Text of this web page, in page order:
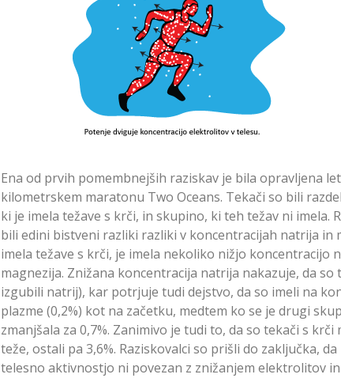
Ena od prvih pomembnejših raziskav je bila opravljena
kilometrskem maratonu Two Oceans. Tekači so bili
ki je imela težave s krči, in skupino, ki teh težav ni imela.
bili edini bistveni razliki razliki v koncentracijah natrija in
imela težave s krči, je imela nekoliko nižjo koncentracijo
magnezija. Znižana koncentracija natrija nakazuje, da
izgubili natrij), kar potrjuje tudi dejstvo, da so imeli na
plazme (0,2%) kot na začetku, medtem ko se je drugi
zmanjšala za 0,7%. Zanimivo je tudi to, da so tekači s krči
teže, ostali pa 3,6%. Raziskovalci so prišli do zaključka,
telesno aktivnostjo ni povezan z znižanjem elektrolitov